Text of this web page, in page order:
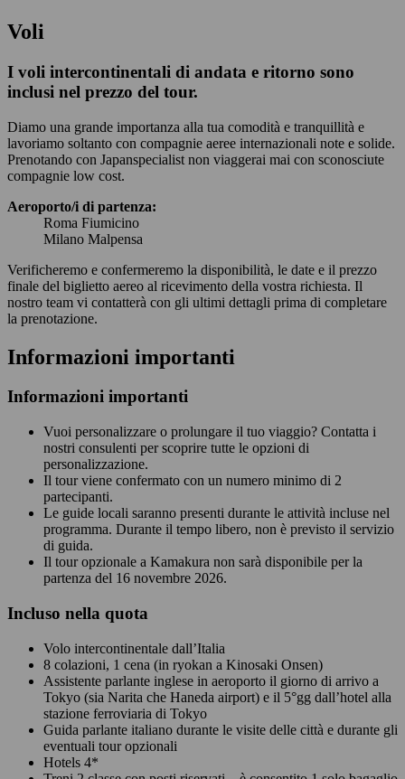
Voli
I voli intercontinentali di andata e ritorno sono
inclusi nel prezzo del tour.
Diamo una grande importanza alla tua comodità e tranquillità e
lavoriamo soltanto con compagnie aeree internazionali note e solide.
Prenotando con Japanspecialist non viaggerai mai con sconosciute
compagnie low cost.
Aeroporto/i di partenza:
Roma Fiumicino
Milano Malpensa
Verificheremo e confermeremo la disponibilità, le date e il prezzo
finale del biglietto aereo al ricevimento della vostra richiesta. Il
nostro team vi contatterà con gli ultimi dettagli prima di completare
la prenotazione.
Informazioni importanti
Informazioni importanti
Vuoi personalizzare o prolungare il tuo viaggio? Contatta i
nostri consulenti per scoprire tutte le opzioni di
personalizzazione.
Il tour viene confermato con un numero minimo di 2
partecipanti.
Le guide locali saranno presenti durante le attività incluse nel
programma. Durante il tempo libero, non è previsto il servizio
di guida.
Il tour opzionale a Kamakura non sarà disponibile per la
partenza del 16 novembre 2026.
Incluso nella quota
Volo intercontinentale dall’Italia
8 colazioni, 1 cena (in ryokan a Kinosaki Onsen)
Assistente parlante inglese in aeroporto il giorno di arrivo a
Tokyo (sia Narita che Haneda airport) e il 5°gg dall’hotel alla
stazione ferroviaria di Tokyo
Guida parlante italiano durante le visite delle città e durante gli
eventuali tour opzionali
Hotels 4*